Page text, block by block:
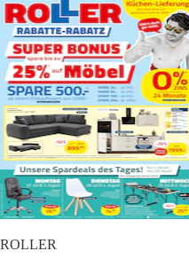
ROLLER